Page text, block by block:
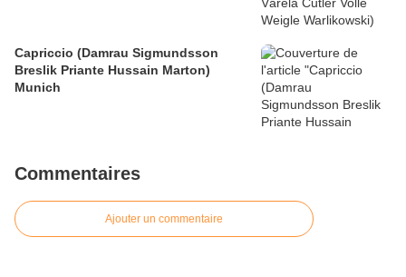
Capriccio (Damrau Sigmundsson
Breslik Priante Hussain Marton)
Munich
Commentaires
Ajouter un commentaire